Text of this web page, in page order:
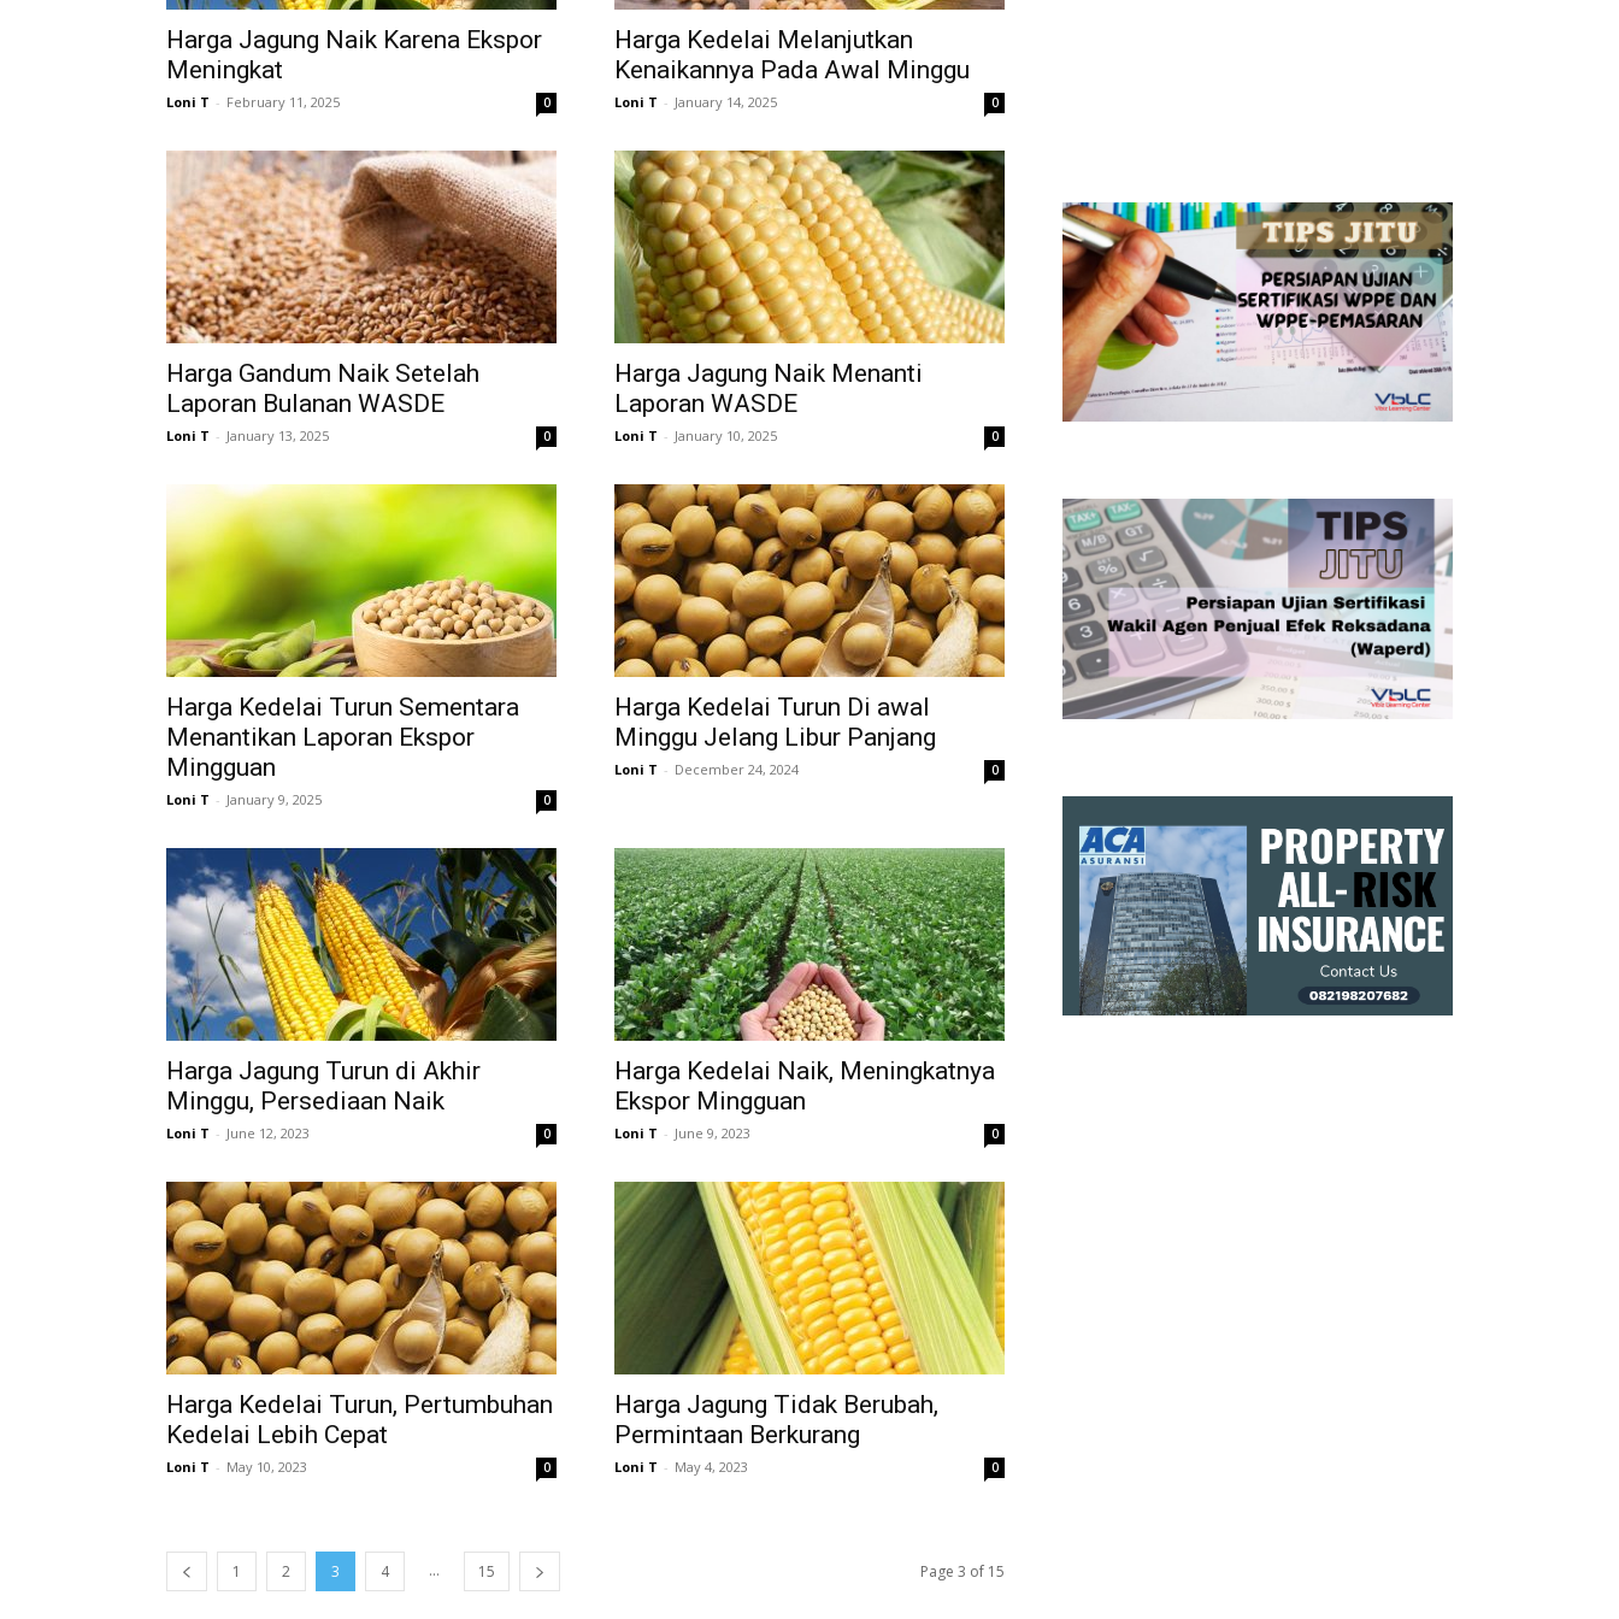
Harga Jagung Naik Karena Ekspor
Meningkat
Loni T - February 11, 2025 0
Harga Kedelai Melanjutkan
Kenaikannya Pada Awal Minggu
Loni T - January 14, 2025 0
Harga Gandum Naik Setelah
Laporan Bulanan WASDE
Loni T - January 13, 2025 0
Harga Jagung Naik Menanti
Laporan WASDE
Loni T - January 10, 2025 0
Harga Kedelai Turun Sementara
Menantikan Laporan Ekspor
Mingguan
Loni T - January 9, 2025 0
Harga Kedelai Turun Di awal
Minggu Jelang Libur Panjang
Loni T - December 24, 2024 0
Harga Jagung Turun di Akhir
Minggu, Persediaan Naik
Loni T - June 12, 2023 0
Harga Kedelai Naik, Meningkatnya
Ekspor Mingguan
Loni T - June 9, 2023 0
Harga Kedelai Turun, Pertumbuhan
Kedelai Lebih Cepat
Loni T - May 10, 2023 0
Harga Jagung Tidak Berubah,
Permintaan Berkurang
Loni T - May 4, 2023 0
1 2 3 4 ... 15 Page 3 of 15